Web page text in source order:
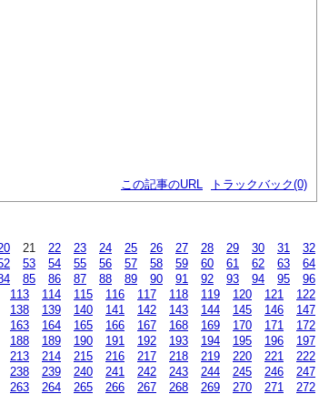
この記事のURL トラックバック(0)
21 22 23 24 25 26 27 28 29 30 31
32
53 54 55 56 57 58 59 60 61 62 63
64
85 86 87 88 89 90 91 92 93 94 95
96
113 114 115 116 117 118 119 120 121
122
138 139 140 141 142 143 144 145 146
147
163 164 165 166 167 168 169 170 171
172
188 189 190 191 192 193 194 195 196
197
213 214 215 216 217 218 219 220 221
222
238 239 240 241 242 243 244 245 246
247
263 264 265 266 267 268 269 270 271 272